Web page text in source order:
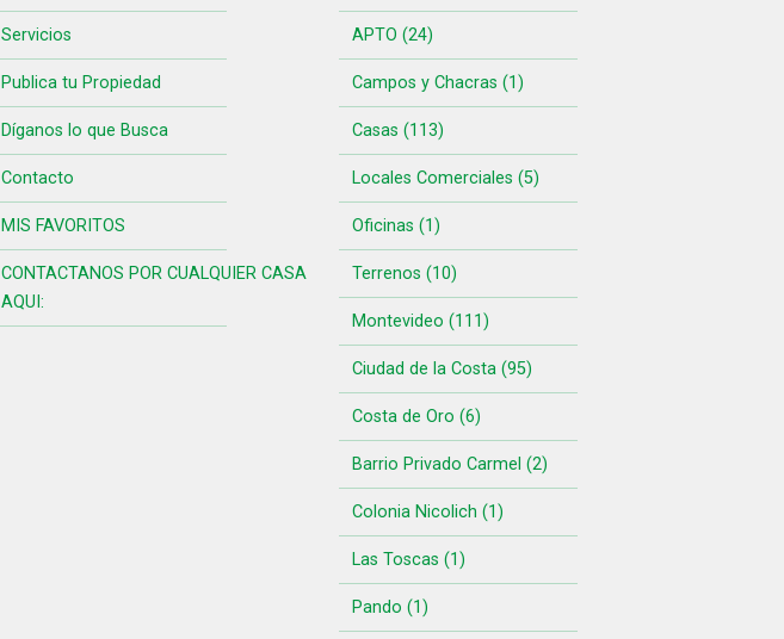
Servicios
Publica tu Propiedad
Díganos lo que Busca
Contacto
MIS FAVORITOS
CONTACTANOS POR CUALQUIER CASA
AQUI:
APTO (24)
Campos y Chacras (1)
Casas (113)
Locales Comerciales (5)
Oficinas (1)
Terrenos (10)
Montevideo (111)
Ciudad de la Costa (95)
Costa de Oro (6)
Barrio Privado Carmel (2)
Colonia Nicolich (1)
Las Toscas (1)
Pando (1)